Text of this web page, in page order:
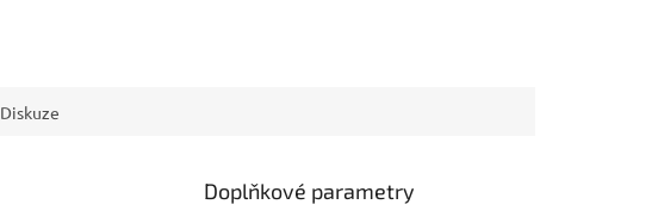
Diskuze
Doplňkové parametry